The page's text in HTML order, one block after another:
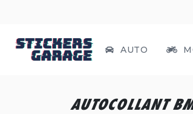
AUTO
AUTOCOLLANT